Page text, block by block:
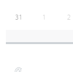
31 1 2